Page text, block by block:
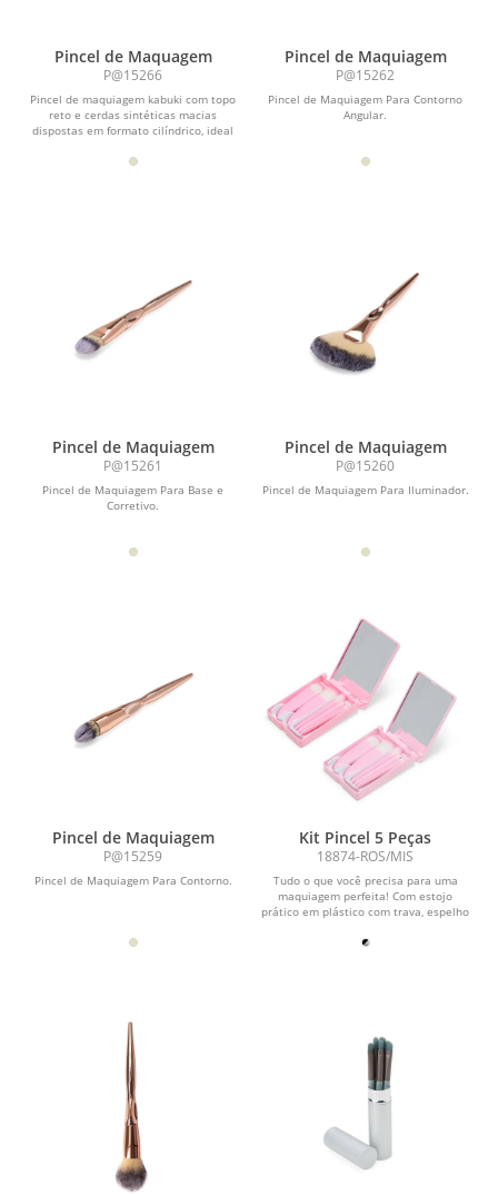
Pincel de Maquagem
P@15266
Pincel de maquiagem kabuki com topo
reto e cerdas sintéticas macias
dispostas em formato cilíndrico, ideal
Pincel de Maquiagem
P@15262
Pincel de Maquiagem Para Contorno
Angular.
Pincel de Maquiagem
P@15261
Pincel de Maquiagem Para Base e
Corretivo.
Pincel de Maquiagem
P@15260
Pincel de Maquiagem Para Iluminador.
Pincel de Maquiagem
P@15259
Pincel de Maquiagem Para Contorno.
Kit Pincel 5 Peças
18874-ROS/MIS
Tudo o que você precisa para uma
maquiagem perfeita! Com estojo
prático em plástico com trava, espelho